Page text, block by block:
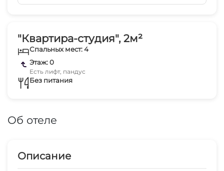
"Квартира-студия", 2м²
Спальных мест: 4
Этаж: 0
Есть лифт, пандус
Без питания
Об отеле
Описание